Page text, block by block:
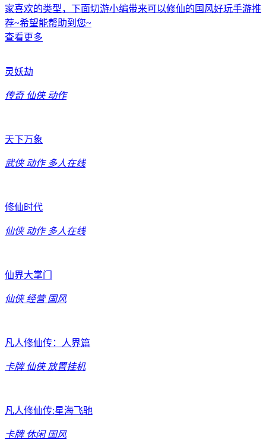
家喜欢的类型，下面切游小编带来可以修仙的国风好玩手游推
荐~希望能帮助到您~
查看更多
灵妖劫
传奇 仙侠 动作
天下万象
武侠 动作 多人在线
修仙时代
仙侠 动作 多人在线
仙界大掌门
仙侠 经营 国风
凡人修仙传：人界篇
卡牌 仙侠 放置挂机
凡人修仙传:星海飞驰
卡牌 休闲 国风